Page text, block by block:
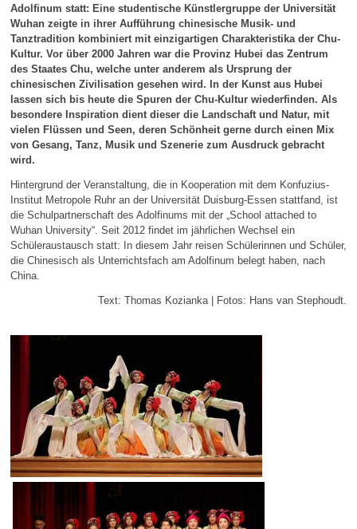
Adolfinum statt: Eine studentische Künstlergruppe der Universität
Wuhan zeigte in ihrer Aufführung chinesische Musik- und
Tanztradition kombiniert mit einzigartigen Charakteristika der Chu-
Kultur. Vor über 2000 Jahren war die Provinz Hubei das Zentrum
des Staates Chu, welche unter anderem als Ursprung der
chinesischen Zivilisation gesehen wird. In der Kunst aus Hubei
lassen sich bis heute die Spuren der Chu-Kultur wiederfinden. Als
besondere Inspiration dient dieser die Landschaft und Natur, mit
vielen Flüssen und Seen, deren Schönheit gerne durch einen Mix
von Gesang, Tanz, Musik und Szenerie zum Ausdruck gebracht
wird.
Hintergrund der Veranstaltung, die in Kooperation mit dem Konfuzius-
Institut Metropole Ruhr an der Universität Duisburg-Essen stattfand, ist
die Schulpartnerschaft des Adolfinums mit der „School attached to
Wuhan University“. Seit 2012 findet im jährlichen Wechsel ein
Schüleraustausch statt: In diesem Jahr reisen Schülerinnen und Schüler,
die Chinesisch als Unterrichtsfach am Adolfinum belegt haben, nach
China.
Text: Thomas Kozianka | Fotos: Hans van Stephoudt.